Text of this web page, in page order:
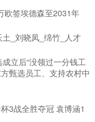
欧签埃德森至2031年
_刘晓凤_绵竹_人才
立后“没领过一分钱工
甄选员工、支持农村中
3战全胜夺冠 袁博涵1